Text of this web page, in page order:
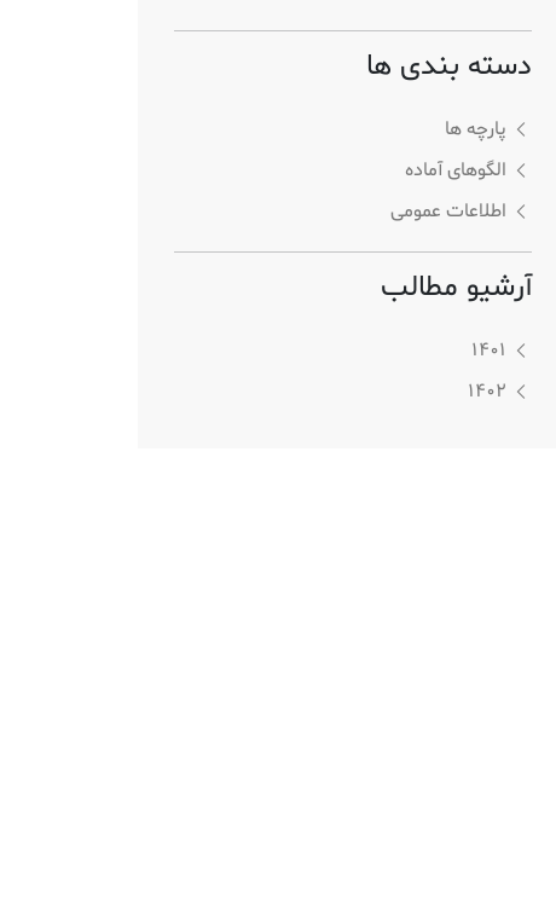
دسته بندی ها
پارچه ها
الگوهای آماده
اطلاعات عمومی
آرشیو مطالب
1401
1402